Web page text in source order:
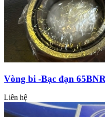
Vòng bi -Bạc đạn
Liên hệ